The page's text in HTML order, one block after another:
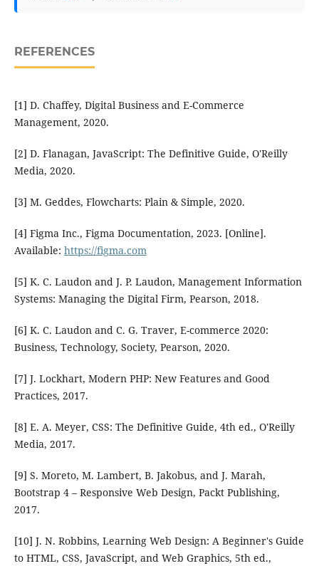
REFERENCES
[1] D. Chaffey, Digital Business and E-Commerce
Management, 2020.
[2] D. Flanagan, JavaScript: The Definitive Guide, O'Reilly
Media, 2020.
[3] M. Geddes, Flowcharts: Plain & Simple, 2020.
[4] Figma Inc., Figma Documentation, 2023. [Online].
Available: https://figma.com
[5] K. C. Laudon and J. P. Laudon, Management Information
Systems: Managing the Digital Firm, Pearson, 2018.
[6] K. C. Laudon and C. G. Traver, E-commerce 2020:
Business, Technology, Society, Pearson, 2020.
[7] J. Lockhart, Modern PHP: New Features and Good
Practices, 2017.
[8] E. A. Meyer, CSS: The Definitive Guide, 4th ed., O'Reilly
Media, 2017.
[9] S. Moreto, M. Lambert, B. Jakobus, and J. Marah,
Bootstrap 4 – Responsive Web Design, Packt Publishing,
2017.
[10] J. N. Robbins, Learning Web Design: A Beginner's Guide
to HTML, CSS, JavaScript, and Web Graphics, 5th ed.,